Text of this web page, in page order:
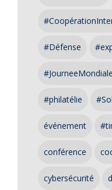
#Défense
#philatélie
événement
conférence
cybersécurité